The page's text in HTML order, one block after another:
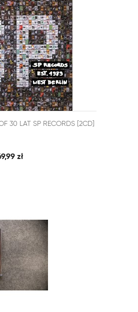
SZYBKI PODGLĄD
30 LAT SP RECORDS [2CD]
zł